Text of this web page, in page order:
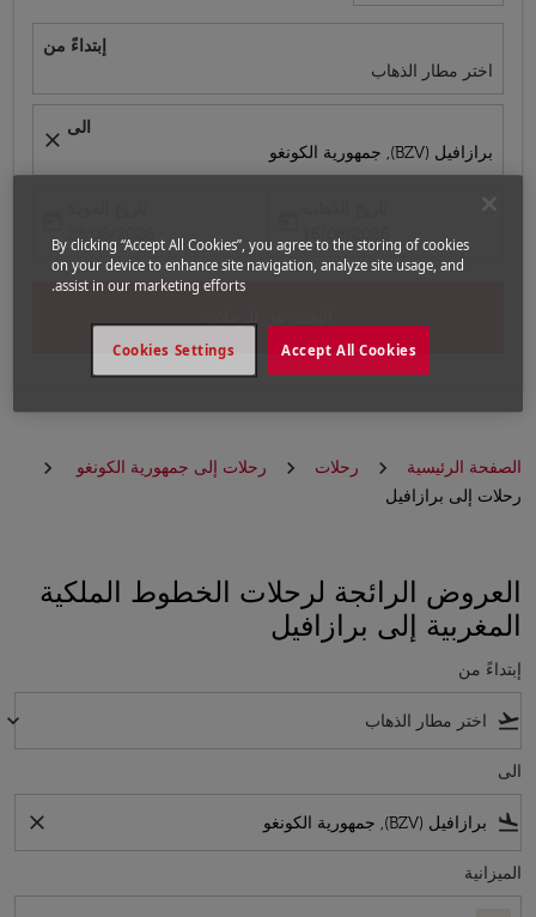
إبتداءً من
اختر مطار الذهاب
الى
برازافيل (BZV), جمهورية الكونغو
close
16/08/2026
23/08/2026
الصفحة الرئيسية رحلات
رحلات إلى جمهورية الكونغو
رحلات إلى برازافيل
العروض الرائجة لرحلات الخطوط الملكية
المغربية إلى برازافيل
إبتداءً من
flight_takeoff
keyboard_arrow_down
الى
flight_land
close
الميزانية
By clicking “Accept All Cookies”, you agree to the storing of cookies
on your device to enhance site navigation, analyze site usage, and
assist in our marketing efforts.
Accept All Cookies
Cookies Settings